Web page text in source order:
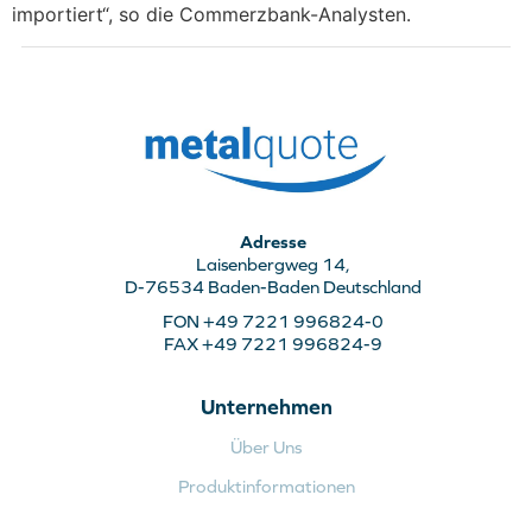
importiert“, so die Commerzbank-Analysten.
Adresse
Laisenbergweg 14,
D-76534 Baden-Baden Deutschland
FON +49 7221 996824-0
FAX +49 7221 996824-9
Unternehmen
Über Uns
Produktinformationen